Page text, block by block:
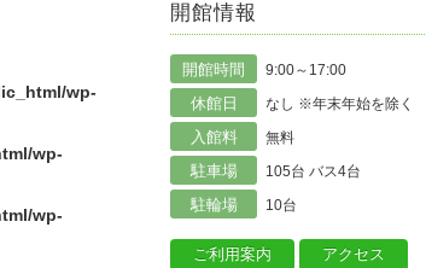
wp-
wp-
wp-
開館情報
開館時間 9:00～17:00
休館日 なし ※年末年始を除く
入館料 無料
駐車場 105台 バス4台
駐輪場 10台
ご利用案内 アクセス